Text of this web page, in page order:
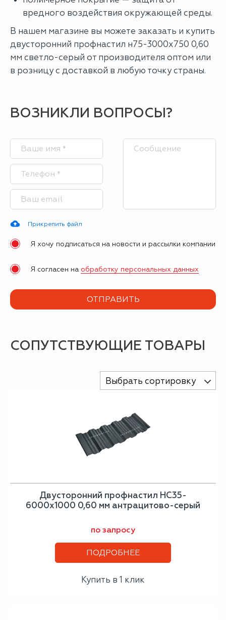
вредного воздействия окружающей среды.
В нашем магазине вы можете заказать и купить
двусторонний профнастил н75-3000х750 0,60
мм светло-серый от производителя оптом или
в розницу с доставкой в любую точку страны.
ВОЗНИКЛИ ВОПРОСЫ?
Прикрепить файл
Я хочу подписаться на новости и рассылки компании
Я согласен на обработку персональных данных
СОПУТСТВУЮЩИЕ ТОВАРЫ
Выбрать сортировку
Двусторонний профнастил НС35-
6000х1000 0,60 мм антрацитово-серый
по запросу
ПОДРОБНЕЕ
Купить в 1 клик